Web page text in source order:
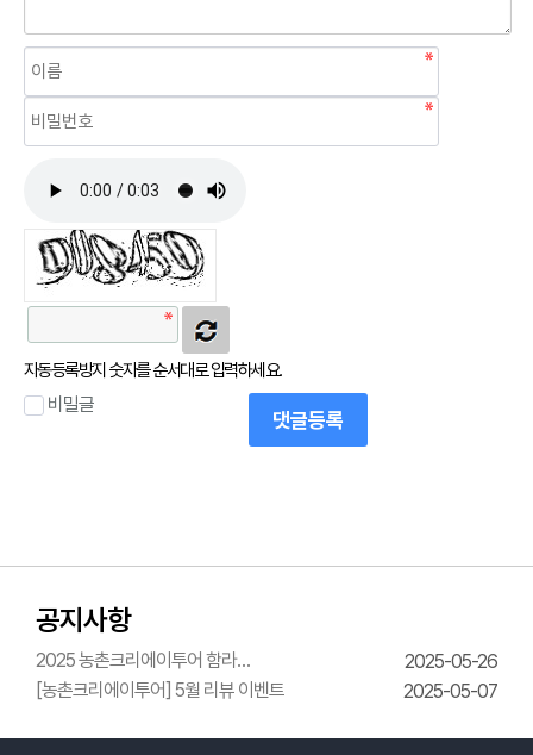
자동등록방지 숫자를 순서대로 입력하세요.
비밀글
댓글등록
공지사항
2025 농촌크리에이투어 함라
한옥체험관 웨딩의상체험
2025-05-26
[농촌크리에이투어] 5월 리뷰 이벤트
2025-05-07